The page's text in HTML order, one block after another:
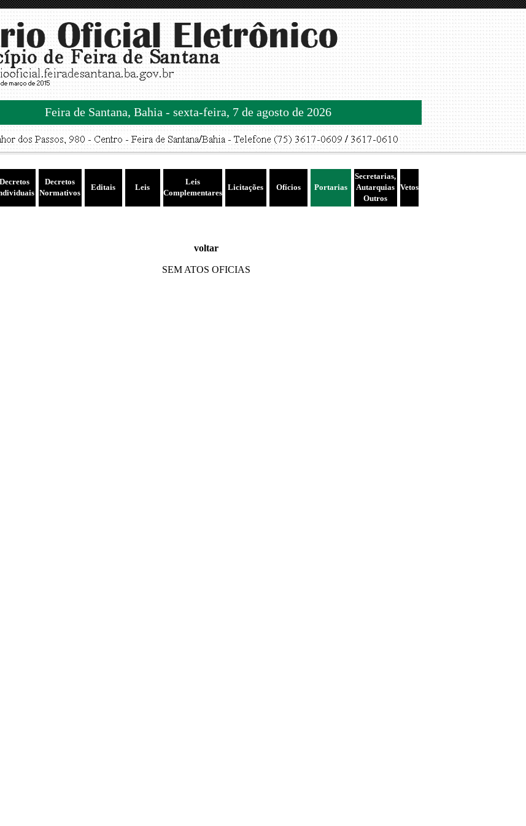
Feira de Santana, Bahia - sexta-feira, 7 de agosto de 2026
Decretos
Decretos
Normativos
Editais Leis
Leis
Complementares
Licitações Ofícios Portarias
Secretarias,
Autarquias
Outros
Vetos
voltar
SEM ATOS OFICIAS